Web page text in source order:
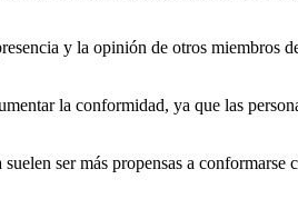
y la opinión de otros miembros
la conformidad, ya que las
ser más propensas a